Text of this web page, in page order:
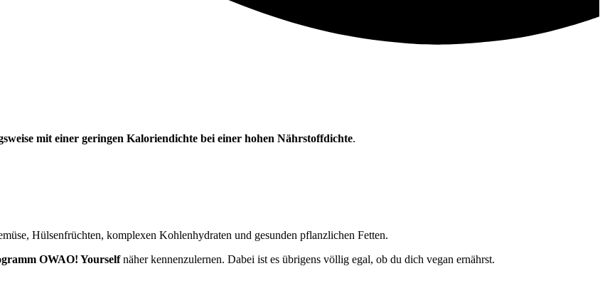
mit einer geringen Kaloriendichte bei einer hohen Nährstoffdichte.
Hülsenfrüchten, komplexen Kohlenhydraten und gesunden pflanzlichen Fetten.
OWAO! Yourselfnäher kennenzulernen. Dabei ist es übrigens völlig egal, ob du dich vegan ernährst.